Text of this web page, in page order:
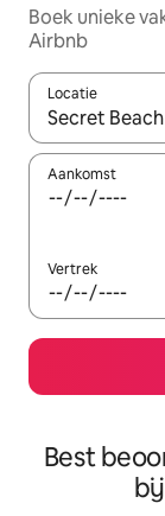
Boek unieke
Airbnb
Locatie
Wanneer er
Aankomst
Vertrek
Best